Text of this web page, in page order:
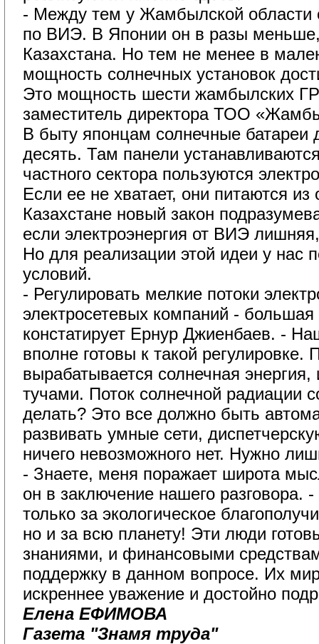
- Между тем у Жамбылской области
по ВИЭ. В Японии он в разы
Казахстана. Но тем не менее в
мощность солнечных установок
Это мощность шести жамбылских
заместитель директора ТОО
В быту японцам солнечные батареи
десять. Там панели
частного сектора пользуются
Если ее не хватает, они питаются
Казахстане новый закон
если электроэнергия от ВИЭ
Но для реализации этой идеи у нас
условий.
- Регулировать мелкие потоки
электросетевых компаний - большая
констатирует Ернур Джиенбаев. -
вполне готовы к такой регулировке.
вырабатывается солнечная энергия,
тучами. Поток солнечной радиации
делать? Это все должно быть
развивать умные сети,
ничего невозможного нет. Нужно
- Знаете, меня поражает широта
он в заключение нашего разговора.
только за экологическое
но и за всю планету! Эти люди
знаниями, и финансовыми
поддержку в данном вопросе. Их
искреннее уважение и достойно
Елена ЕФИМОВА
Газета "Знамя труда"